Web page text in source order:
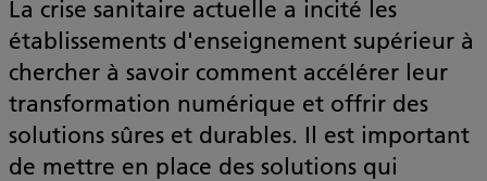
La crise sanitaire actuelle a incité les
établissements d'enseignement supérieur à
chercher à savoir comment accélérer leur
transformation numérique et offrir des
solutions sûres et durables. Il est important
de mettre en place des solutions qui